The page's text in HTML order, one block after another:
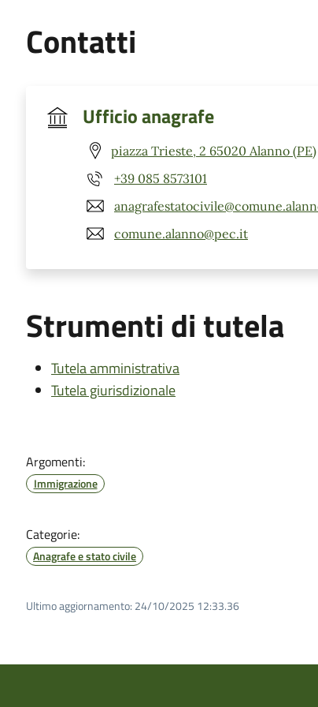
Contatti
Ufficio anagrafe
piazza Trieste, 2 65020 Alanno (PE)
+39 085 8573101
comune.alanno@pec.it
Strumenti di tutela
Tutela amministrativa
Tutela giurisdizionale
Argomenti:
Immigrazione
Categorie:
Anagrafe e stato civile
Ultimo aggiornamento: 24/10/2025 12:33.36